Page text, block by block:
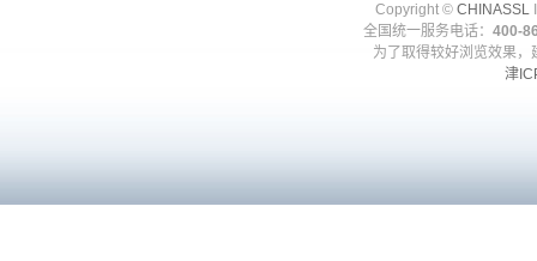
Copyright © CHINASSL
全国统一服务电话： 400-
为了取得较好浏览效果
津